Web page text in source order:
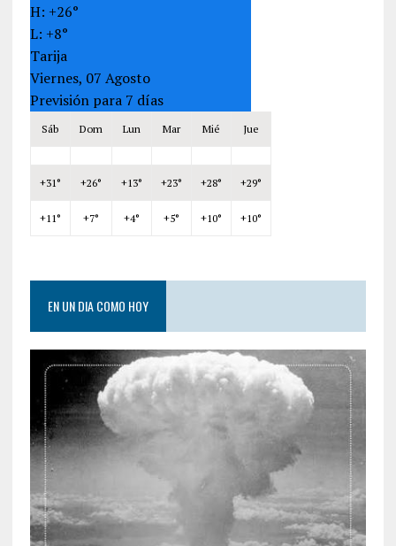
H: +26°
L: +8°
Tarija
Viernes, 07 Agosto
Previsión para 7 días
Sáb Dom Lun Mar Mié Jue
+31° +26° +13° +23° +28° +29°
+11° +7° +4° +5° +10° +10°
EN UN DIA COMO HOY